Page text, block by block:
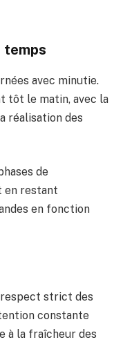
temps
avec minutie.
tôt le matin, avec la
réalisation des
de
en restant
en fonction
respect strict des
constante
à la fraîcheur des